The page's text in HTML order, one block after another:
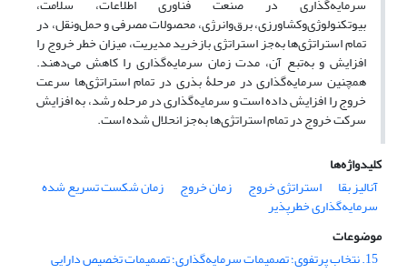
سرمایه‌گذاری در صنعت فناوری اطلاعات، سلامت،
بیوتکنولوژی‌وکشاورزی، برق‌وانرژی، محصولات مصرفی و حمل‌ونقل، در
تمام استراتژی‌ها به‌جز استراتژی بازخرید مدیریت، میزان خطر خروج را
افزایش و به‌تبع آن، مدت زمان سرمایه‌گذاری را کاهش می‌دهند.
همچنین سرمایه‌گذاری در مرحلۀ بذری در تمام استراتژی‌ها سرعت
خروج را افزایش داده است و سرمایه‌گذاری در مرحله رشد، به افزایش
سرکت خروج در تمام استراتژی‌ها به‌جز انحلال شده است.
کلیدواژه‌ها
آنالیز بقا
استراتژی خروج زمان خروج زمان شکست تسریع شده
سرمایه‌گذاری خطرپذیر
موضوعات
15. نتخاب پرتفوی؛ تصمیمات سرمایه‌گذاری؛ تصمیمات تخصیص دارایی